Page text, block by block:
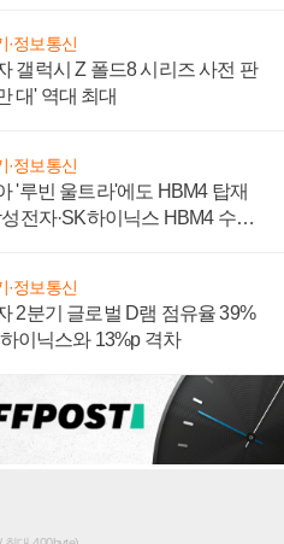
·정보통신
갤럭시 Z 폴드8 시리즈 사전 판
대' 역대 최대
·정보통신
'루빈 울트라'에도 HBM4 탑재
전자·SK하이닉스 HBM4 수율
·정보통신
2분기 글로벌 D램 점유율 39%
이닉스와 13%p 격차